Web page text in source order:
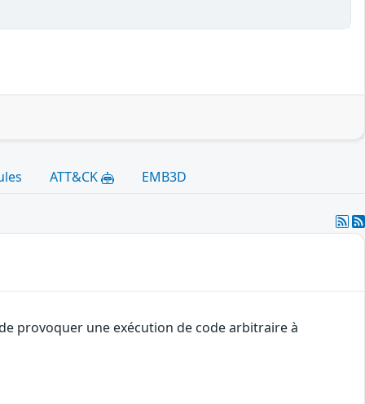
ATT&CK EMB3D
provoquer une exécution de code arbitraire à